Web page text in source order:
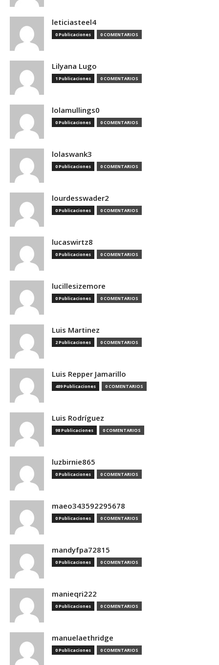
leticiasteel4
0 Publicaciones 0 COMENTARIOS
Lilyana Lugo
1 Publicaciones 0 COMENTARIOS
lolamullings0
0 Publicaciones 0 COMENTARIOS
lolaswank3
0 Publicaciones 0 COMENTARIOS
lourdesswader2
0 Publicaciones 0 COMENTARIOS
lucaswirtz8
0 Publicaciones 0 COMENTARIOS
lucillesizemore
0 Publicaciones 0 COMENTARIOS
Luis Martinez
2 Publicaciones 0 COMENTARIOS
Luis Repper Jamarillo
489 Publicaciones 0 COMENTARIOS
Luis Rodríguez
98 Publicaciones 0 COMENTARIOS
luzbirnie865
0 Publicaciones 0 COMENTARIOS
maeo343592295678
0 Publicaciones 0 COMENTARIOS
mandyfpa72815
0 Publicaciones 0 COMENTARIOS
manieqri222
0 Publicaciones 0 COMENTARIOS
manuelaethridge
0 Publicaciones 0 COMENTARIOS